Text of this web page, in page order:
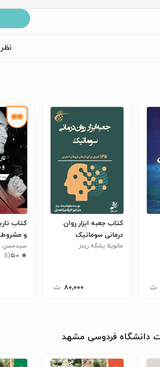
ت
کتاب جعبه ابزار روان
درمانی سوماتیک
مانویلا یشکه ریدز
۸۰,۰۰۰ ت
کتاب
و
سیدحسن
۵٫۰(۱)
دانشگاه فردوسی مشهد